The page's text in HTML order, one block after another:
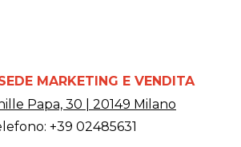
MARKETING E VENDITA
Papa, 30 | 20149 Milano
+39 02485631